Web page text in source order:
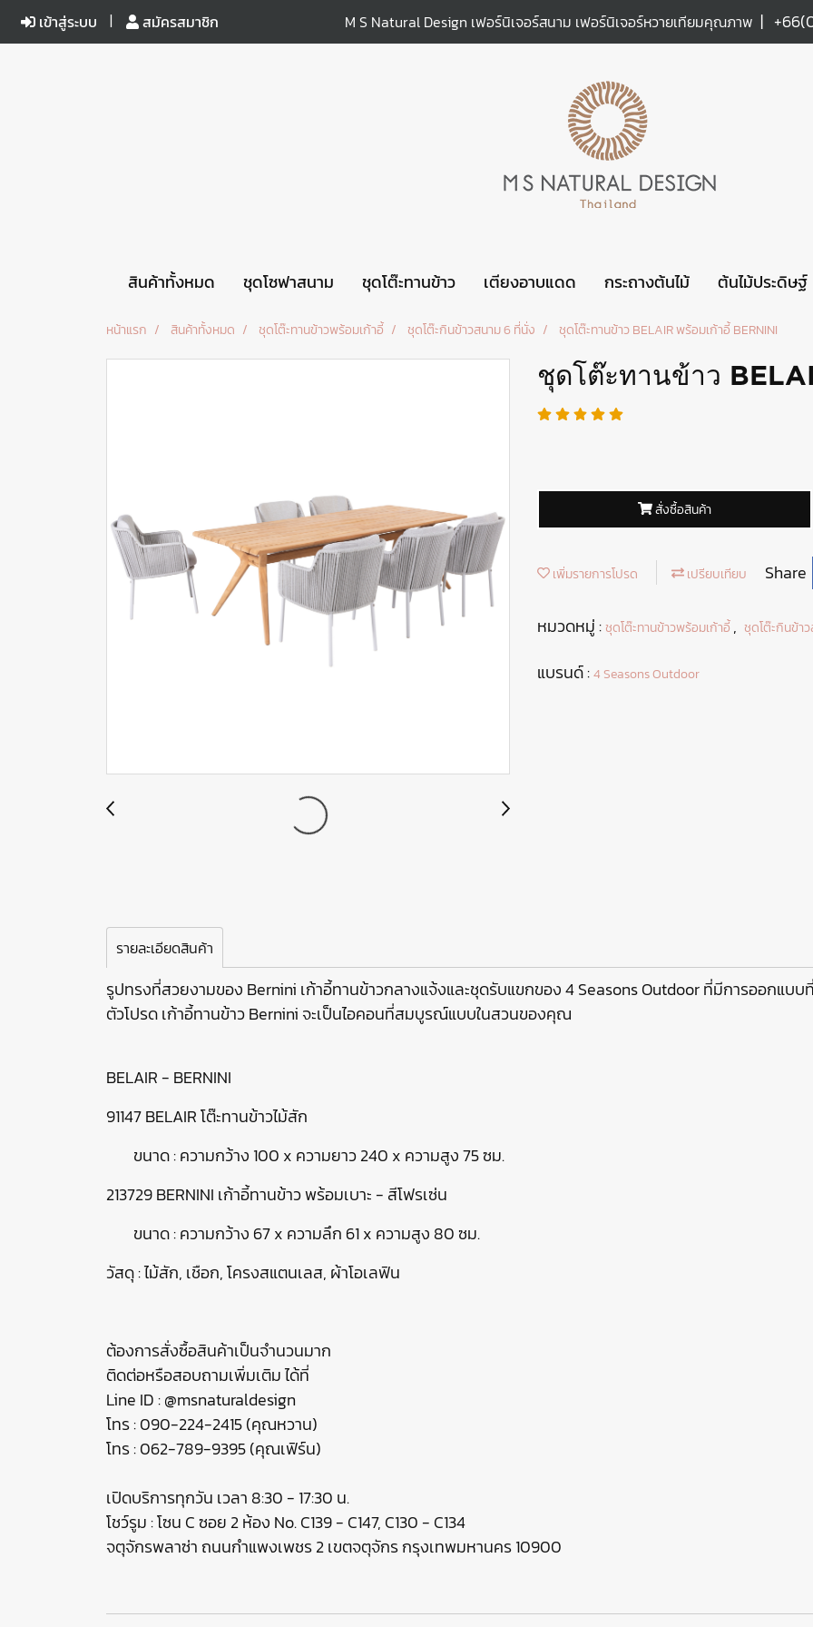
เข้าสู่ระบบ สมัครสมาชิก M S Natural Design เฟอร์นิเจอร์สนาม เฟอร์นิเจอร์หวายเทียมคุณภาพ |
สินค้าทั้งหมด ชุดโซฟาสนาม ชุดโต๊ะทานข้าว เตียงอาบแดด กระถางต้นไม้ ต้นไม้ประดิษฐ์
หน้าแรก สินค้าทั้งหมด ชุดโต๊ะทานข้าวพร้อมเก้าอี้ ชุดโต๊ะกินข้าวสนาม 6 ที่นั่ง ชุดโต๊ะทานข้าว BELAIR พร้อมเก้าอี้ BERNINI
ชุดโต๊ะทานข้าว
สั่งซื้อสินค้า
เพิ่มรายการโปรด เปรียบเทียบ Share
หมวดหมู่ :ชุดโต๊ะทานข้าวพร้อมเก้าอี้, ชุดโต๊ะกินข้า
แบรนด์ :4 Seasons Outdoor
รายละเอียดสินค้า
รูปทรงที่สวยงามของ Bernini เก้าอี้ทานข้าวกลางแจ้งและชุดรับแขกของ 4 Seasons Outdoor ที่มีการออกแบบ
ตัวโปรด เก้าอี้ทานข้าว Bernini จะเป็นไอคอนที่สมบูรณ์แบบในสวนของคุณ
BELAIR - BERNINI
91147 BELAIR โต๊ะทานข้าวไม้สัก
ขนาด : ความกว้าง 100 x ความยาว 240 x ความสูง 75 ซม.
213729 BERNINI เก้าอี้ทานข้าว พร้อมเบาะ - สีโฟรเซ่น
ขนาด : ความกว้าง 67 x ความลึก 61 x ความสูง 80 ซม.
วัสดุ : ไม้สัก, เชือก, โครงสแตนเลส, ผ้าโอเลฟิน
ต้องการสั่งซื้อสินค้าเป็นจำนวนมาก
ติดต่อหรือสอบถามเพิ่มเติม ได้ที่
Line ID : @msnaturaldesign
โทร : 090-224-2415 (คุณหวาน)
โทร : 062-789-9395 (คุณเฟิร์น)
เปิดบริการทุกวัน เวลา 8:30 - 17:30 น.
โชว์รูม : โซน C ซอย 2 ห้อง No. C139 - C147, C130 - C134
จตุจักรพลาซ่า ถนนกำแพงเพชร 2 เขตจตุจักร กรุงเทพมหานคร 10900